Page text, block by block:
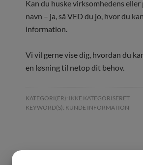
Kan du huske virksomhedens eller
navn – ja, så VED du jo, hvor du
information.
Vi vil gerne vise dig, hvordan du
en løsning til netop dit behov.
KATEGORI(ER): IKKE KATEGORISERET
KEYWORD(S): KUNDE INFORMATION